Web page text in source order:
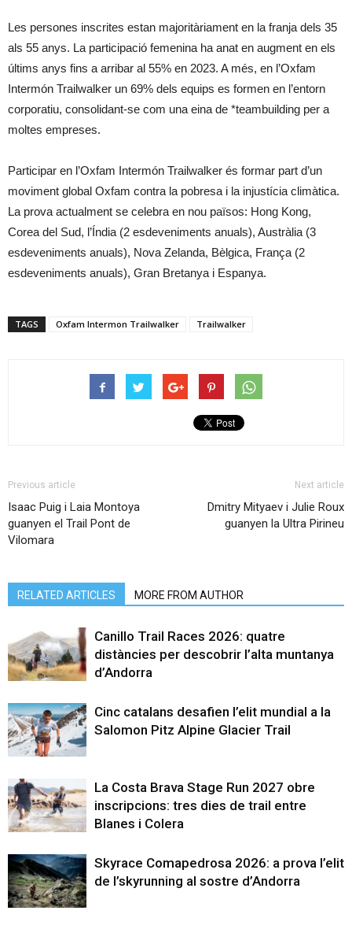
Les persones inscrites estan majoritàriament en la franja dels 35
als 55 anys. La participació femenina ha anat en augment en els
últims anys fins a arribar al 55% en 2023. A més, en l’Oxfam
Intermón Trailwalker un 69% dels equips es formen en l’entorn
corporatiu, consolidant-se com una eina de *teambuilding per a
moltes empreses.
Participar en l’Oxfam Intermón Trailwalker és formar part d’un
moviment global Oxfam contra la pobresa i la injustícia climàtica.
La prova actualment se celebra en nou països: Hong Kong,
Corea del Sud, l’Índia (2 esdeveniments anuals), Austràlia (3
esdeveniments anuals), Nova Zelanda, Bèlgica, França (2
esdeveniments anuals), Gran Bretanya i Espanya.
TAGS Oxfam Intermon Trailwalker Trailwalker
Previous article
Isaac Puig i Laia Montoya
guanyen el Trail Pont de
Vilomara
Next article
Dmitry Mityaev i Julie Roux
guanyen la Ultra Pirineu
RELATED ARTICLES MORE FROM AUTHOR
Canillo Trail Races 2026: quatre
distàncies per descobrir l’alta muntanya
d’Andorra
Cinc catalans desafien l’elit mundial a la
Salomon Pitz Alpine Glacier Trail
La Costa Brava Stage Run 2027 obre
inscripcions: tres dies de trail entre
Blanes i Colera
Skyrace Comapedrosa 2026: a prova l’elit
de l’skyrunning al sostre d’Andorra